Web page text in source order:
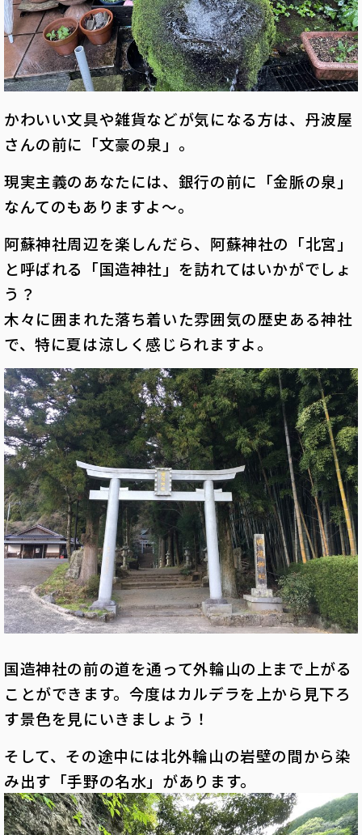
かわいい文具や雑貨などが気になる方は、丹波屋
さんの前に「文豪の泉」。
現実主義のあなたには、銀行の前に「金脈の泉」
なんてのもありますよ～。
阿蘇神社周辺を楽しんだら、阿蘇神社の「北宮」
と呼ばれる「国造神社」を訪れてはいかがでしょ
う？
木々に囲まれた落ち着いた雰囲気の歴史ある神社
で、特に夏は涼しく感じられますよ。
国造神社の前の道を通って外輪山の上まで上がる
ことができます。今度はカルデラを上から見下ろ
す景色を見にいきましょう！
そして、その途中には北外輪山の岩壁の間から染
み出す「手野の名水」があります。